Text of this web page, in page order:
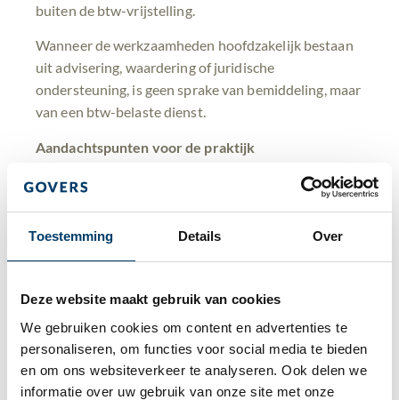
Toestemming Details Over
Deze website maakt gebruik van cookies
We gebruiken cookies om content en advertenties te
personaliseren, om functies voor social media te bieden
en om ons websiteverkeer te analyseren. Ook delen we
informatie over uw gebruik van onze site met onze
buiten de btw-vrijstelling.
Wanneer de werkzaamheden hoofdzakelijk bestaan
uit advisering, waardering of juridische
ondersteuning, is geen sprake van bemiddeling, maar
van een btw-belaste dienst.
Aandachtspunten voor de praktijk
Het besluit sluit aan bij de ruime uitleg die het Hof
van Justitie heeft gegeven in jurisprudentie op het
de praktijk werd er echter ook door diverse
niet kwalificeerde als bemiddeling, waardoor er btw
Als dienstverlener die zich op bovengenoemde
activiteiten richt, is het van belang om uw
dienstverlening en facturatie als gevolg van dit